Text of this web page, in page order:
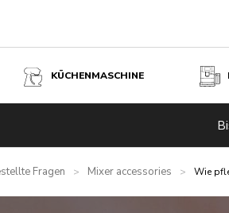
KÜCHENMASCHINE
Fragen > Mixer accessories > Wie